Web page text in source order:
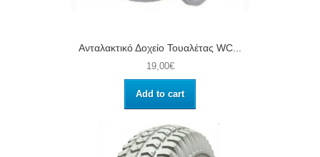
Ανταλακτικό Δοχείο Τουαλέτας WC...
19,00€
Add to cart